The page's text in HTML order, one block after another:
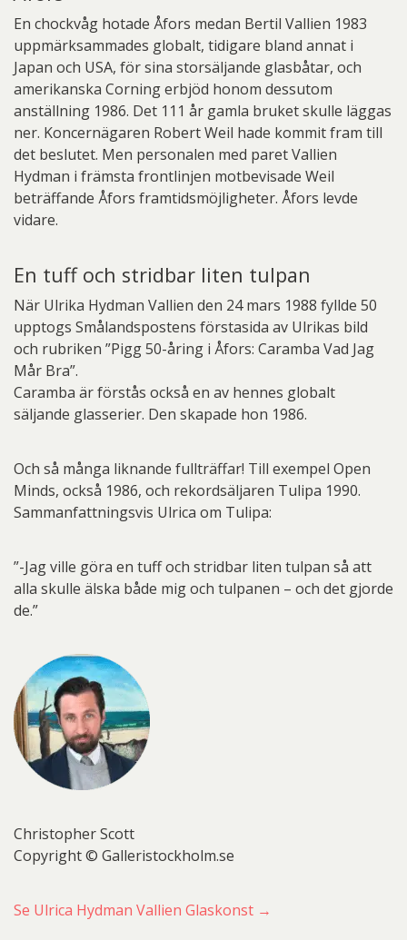
En chockvåg hotade Åfors medan Bertil Vallien 1983
uppmärksammades globalt, tidigare bland annat i
Japan och USA, för sina storsäljande glasbåtar, och
amerikanska Corning erbjöd honom dessutom
anställning 1986. Det 111 år gamla bruket skulle läggas
ner. Koncernägaren Robert Weil hade kommit fram till
det beslutet. Men personalen med paret Vallien
Hydman i främsta frontlinjen motbevisade Weil
beträffande Åfors framtidsmöjligheter. Åfors levde
vidare.
En tuff och stridbar liten tulpan
När Ulrika Hydman Vallien den 24 mars 1988 fyllde 50
upptogs Smålandspostens förstasida av Ulrikas bild
och rubriken ”Pigg 50-åring i Åfors: Caramba Vad Jag
Mår Bra”.
Caramba är förstås också en av hennes globalt
säljande glasserier. Den skapade hon 1986.
Och så många liknande fullträffar! Till exempel Open
Minds, också 1986, och rekordsäljaren Tulipa 1990.
Sammanfattningsvis Ulrica om Tulipa:
”-Jag ville göra en tuff och stridbar liten tulpan så att
alla skulle älska både mig och tulpanen – och det gjorde
de.”
Christopher Scott
Copyright © Galleristockholm.se
Se Ulrica Hydman Vallien Glaskonst →